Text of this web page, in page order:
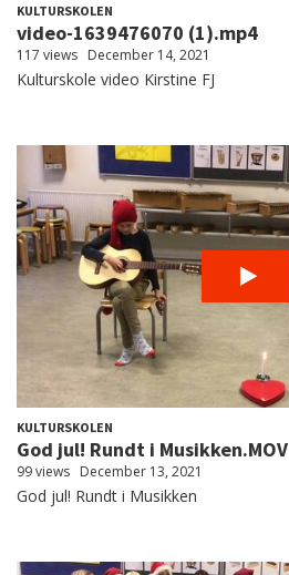
KULTURSKOLEN
video-1639476070 (1).mp4
117 views December 14, 2021
Kulturskole video Kirstine FJ
KULTURSKOLEN
God jul! Rundt i Musikken.MOV
99 views December 13, 2021
God jul! Rundt i Musikken